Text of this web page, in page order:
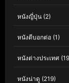
หนังญี่ปุ่น (2)
หนังดีบอกต่อ (1)
หนังต่างประเทศ
หนังน่าดู (219)